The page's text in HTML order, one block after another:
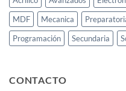
MDF
Mecanica
Programación
Secundaria
CONTACTO